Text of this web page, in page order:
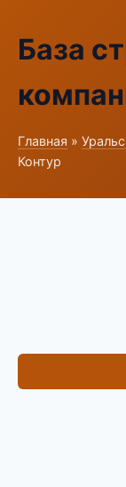
База
Главная »
Контур